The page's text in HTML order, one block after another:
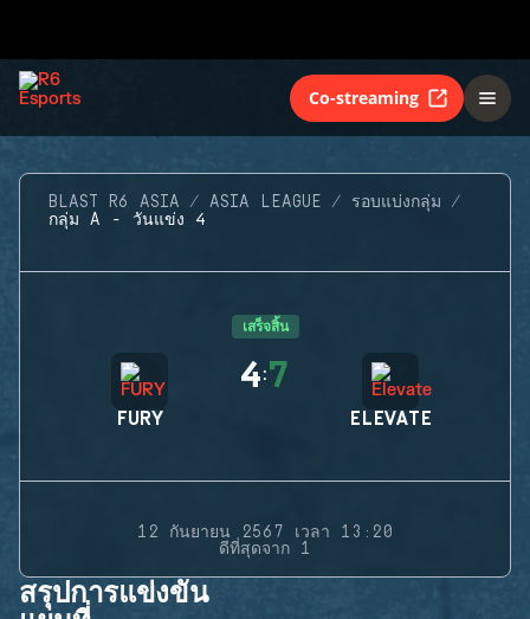
Co-streaming
BLAST R6 ASIA ASIA LEAGUE
รอบแบ่งกลุ่ม
กลุ่ม A - วันแข่ง 4
เสร็จสิ้น
FURY
4:7
ELEVATE
12 กันยายน 2567 เวลา 13:20
ดีที่สุดจาก 1
สรุปการแข่งขัน